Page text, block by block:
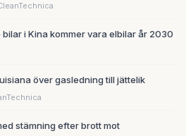
bilar i Kina kommer vara elbilar år 2030
över gasledning till jättelik
stämning efter brott mot